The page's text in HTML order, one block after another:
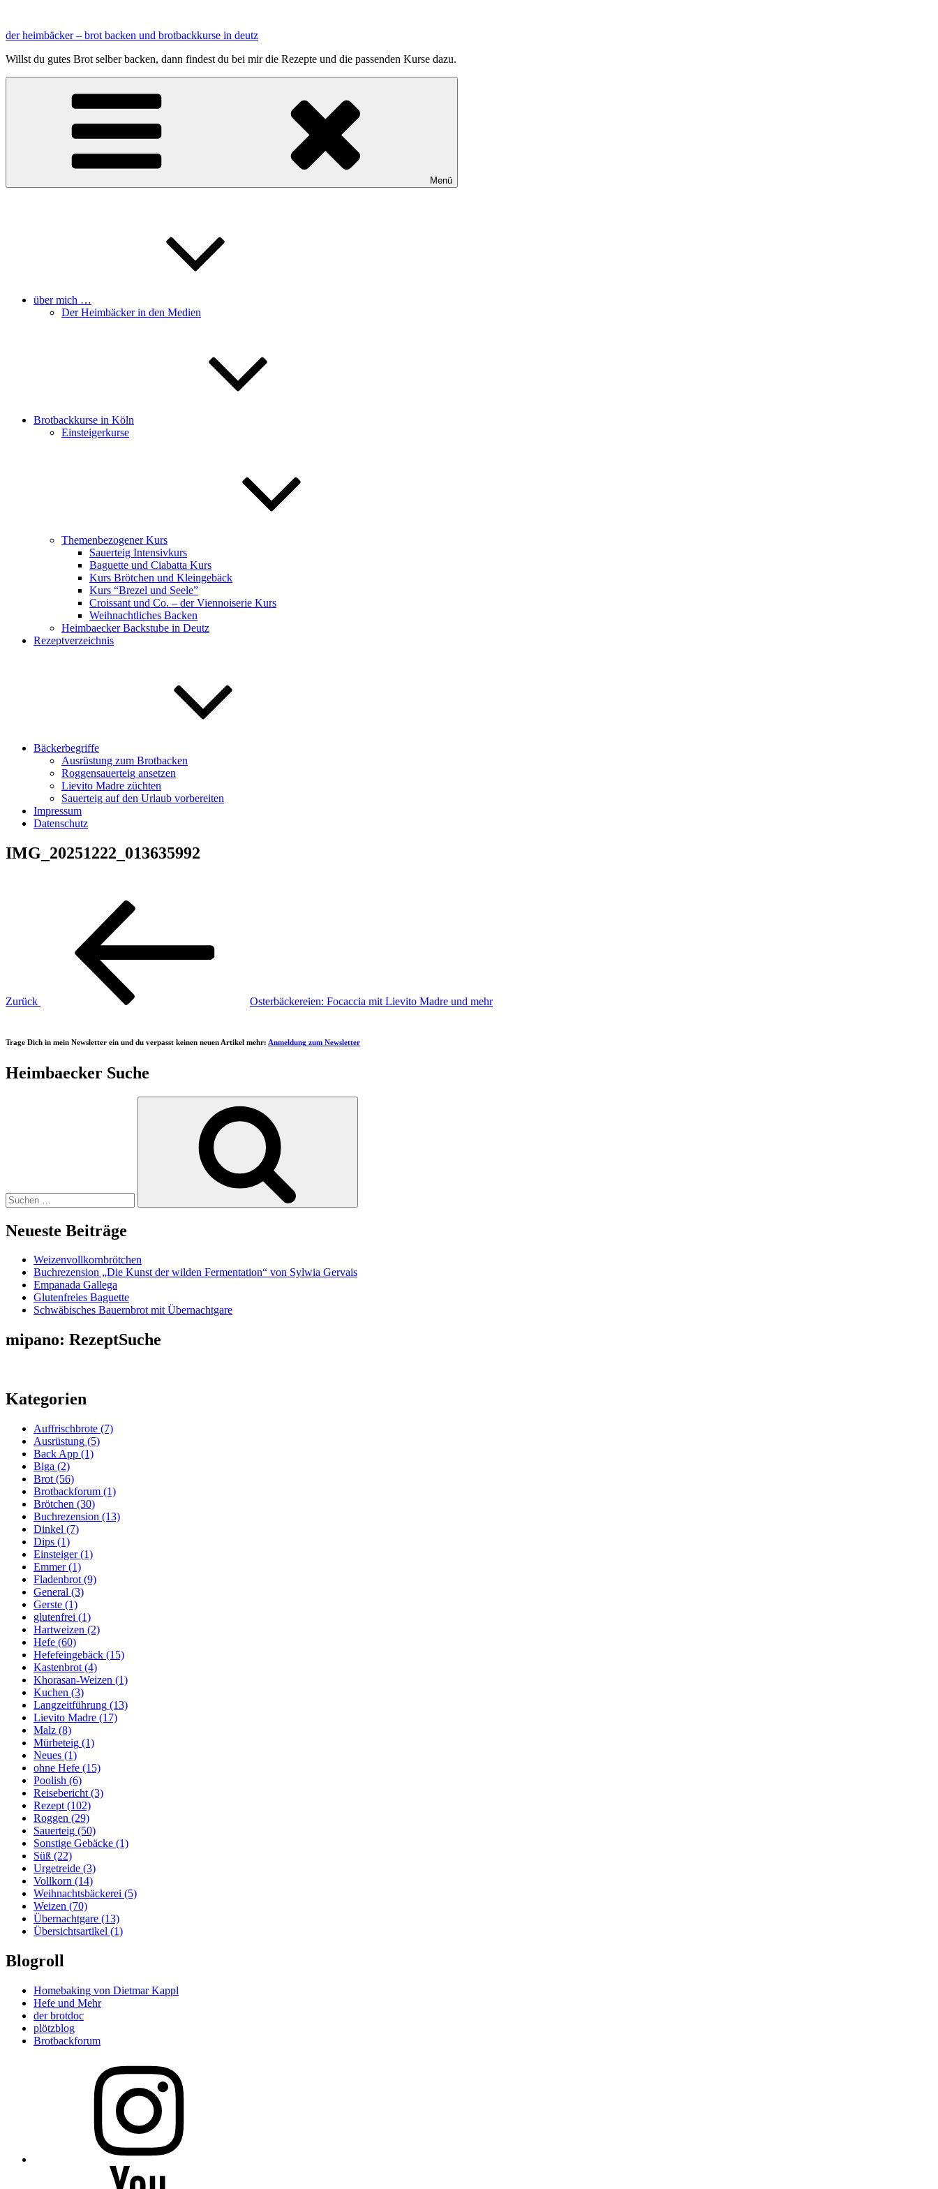
springen
der heimbäcker – brot backen und brotbackkurse in deutz
Willst du gutes Brot selber backen, dann findest du bei mir die Rezepte und die passenden Kurse dazu.
Menü
über mich …
Der Heimbäcker in den Medien
Brotbackkurse in Köln
Einsteigerkurse
Themenbezogener Kurs
Sauerteig Intensivkurs
Baguette und Ciabatta Kurs
Kurs Brötchen und Kleingebäck
Kurs “Brezel und Seele”
Croissant und Co. – der Viennoiserie Kurs
Weihnachtliches Backen
Heimbaecker Backstube in Deutz
Rezeptverzeichnis
Bäckerbegriffe
Ausrüstung zum Brotbacken
Roggensauerteig ansetzen
Lievito Madre züchten
Sauerteig auf den Urlaub vorbereiten
Impressum
Datenschutz
IMG_20251222_013635992
Beitragsnavigation
Zurück Osterbäckereien: Focaccia mit Lievito Madre und mehr
Trage Dich in mein Newsletter ein und du verpasst keinen neuen Artikel mehr: Anmeldung zum Newsletter
Heimbaecker Suche
Neueste Beiträge
Weizenvollkornbrötchen
Buchrezension „Die Kunst der wilden Fermentation“ von Sylwia Gervais
Empanada Gallega
Glutenfreies Baguette
Schwäbisches Bauernbrot mit Übernachtgare
mipano: RezeptSuche
Kategorien
Auffrischbrote (7)
Ausrüstung (5)
Back App (1)
Biga (2)
Brot (56)
Brotbackforum (1)
Brötchen (30)
Buchrezension (13)
Dinkel (7)
Dips (1)
Einsteiger(1)
Emmer(1)
Fladenbrot (9)
General (3)
Gerste (1)
glutenfrei (1)
Hartweizen (2)
Hefe (60)
Hefefeingebäck (15)
Kastenbrot (4)
Khorasan-Weizen (1)
Kuchen (3)
Langzeitführung (13)
Lievito Madre (17)
Malz (8)
Mürbeteig (1)
Neues (1)
ohne Hefe (15)
Poolish (6)
Reisebericht (3)
Rezept (102)
Roggen (29)
Sauerteig (50)
Sonstige Gebäcke (1)
Süß (22)
Urgetreide (3)
Vollkorn (14)
Weihnachtsbäckerei (5)
Weizen (70)
Übernachtgare (13)
Übersichtsartikel (1)
Blogroll
Homebaking von Dietmar Kappl
Hefe und Mehr
der brotdoc
plötzblog
Brotbackforum